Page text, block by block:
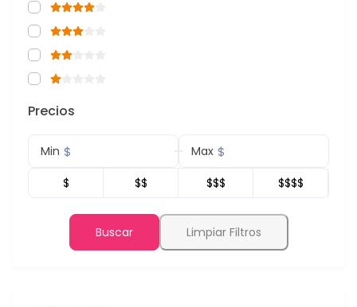
Precios
Min $ Max $
$ $$ $$$ $$$$
Buscar Limpiar Filtros